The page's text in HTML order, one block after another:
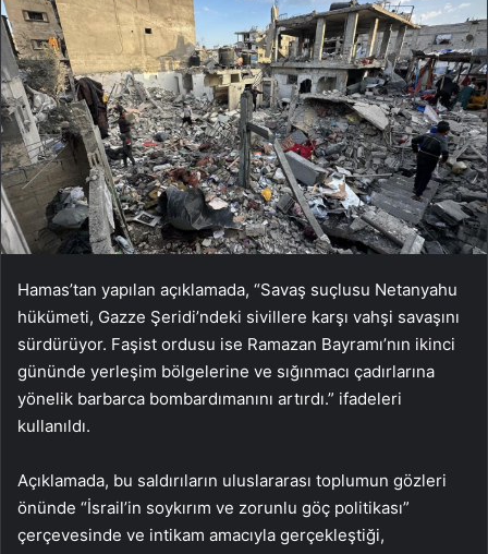
Hamas’tan yapılan açıklamada, “Savaş suçlusu Netanyahu
hükümeti, Gazze Şeridi’ndeki sivillere karşı vahşi savaşını
sürdürüyor. Faşist ordusu ise Ramazan Bayramı’nın ikinci
gününde yerleşim bölgelerine ve sığınmacı çadırlarına
yönelik barbarca bombardımanını artırdı.” ifadeleri
kullanıldı.
Açıklamada, bu saldırıların uluslararası toplumun gözleri
önünde “İsrail’in soykırım ve zorunlu göç politikası”
çerçevesinde ve intikam amacıyla gerçekleştiği,